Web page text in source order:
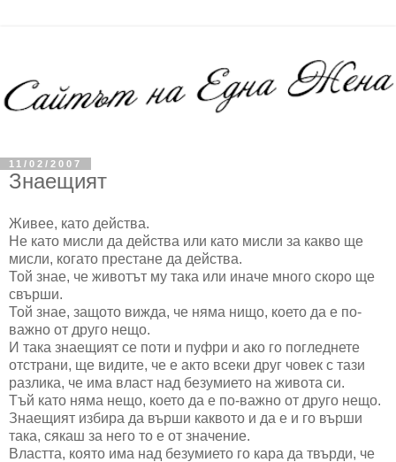
11/02/2007
Знаещият
Живее, като действа.
Не като мисли да действа или като мисли за какво ще
мисли, когато престане да действа.
Той знае, че животът му така или иначе много скоро ще
свърши.
Той знае, защото вижда, че няма нищо, което да е по-
важно от друго нещо.
И така знаещият се поти и пуфри и ако го погледнете
отстрани, ще видите, че е акто всеки друг човек с тази
разлика, че има власт над безумието на живота си.
Тъй като няма нещо, което да е по-важно от друго нещо.
Знаещият избира да върши каквото и да е и го върши
така, сякаш за него то е от значение.
Властта, която има над безумието го кара да твърди, че